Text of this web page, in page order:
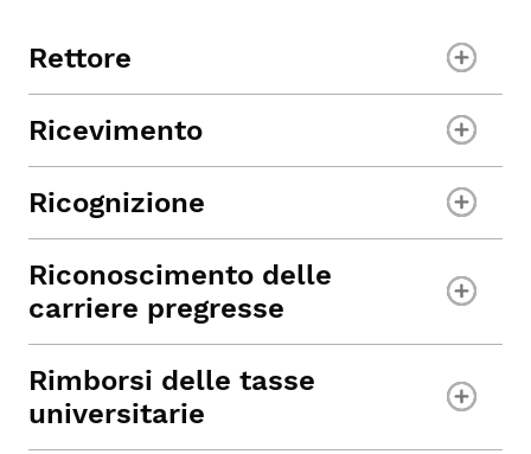
Rettore
Ricevimento
Ricognizione
Riconoscimento delle
carriere pregresse
Rimborsi delle tasse
universitarie